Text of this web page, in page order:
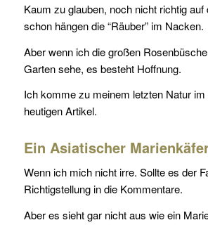
Kaum zu glauben, noch nicht richtig auf
schon hängen die “Räuber” im Nacken.
Aber wenn ich die großen
Garten sehe, es besteht Hoffnung.
Ich komme zu meinem letzten Natur
heutigen Artikel.
Ein Asiatischer
Wenn ich mich nicht irre. Sollte es der
Richtigstellung in die Kommentare.
Aber es sieht gar nicht aus wie ein